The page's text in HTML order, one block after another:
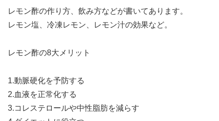
レモン酢の作り方、飲み方などが書いてあります。
レモン塩、冷凍レモン、レモン汁の効果など。
レモン酢の8大メリット
1.動脈硬化を予防する
2.血液を正常化する
3.コレステロールや中性脂肪を減らす